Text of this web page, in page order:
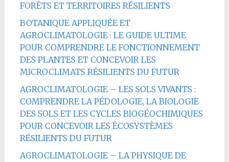
FORÊTS ET TERRITOIRES RÉSILIENTS
BOTANIQUE APPLIQUÉE ET
AGROCLIMATOLOGIE : LE GUIDE ULTIME
POUR COMPRENDRE LE FONCTIONNEMENT
DES PLANTES ET CONCEVOIR LES
MICROCLIMATS RÉSILIENTS DU FUTUR
AGROCLIMATOLOGIE – LES SOLS VIVANTS :
COMPRENDRE LA PÉDOLOGIE, LA BIOLOGIE
DES SOLS ET LES CYCLES BIOGÉOCHIMIQUES
POUR CONCEVOIR LES ÉCOSYSTÈMES
RÉSILIENTS DU FUTUR
AGROCLIMATOLOGIE – LA PHYSIQUE DE